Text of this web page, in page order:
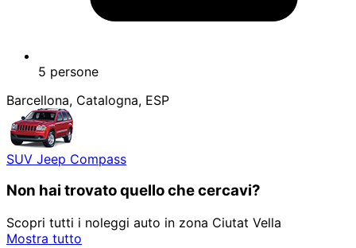
5 persone
Barcellona, Catalogna, ESP
SUV Jeep Compass
Non hai trovato quello che cercavi?
Scopri tutti i noleggi auto in zona Ciutat Vella
Mostra tutto